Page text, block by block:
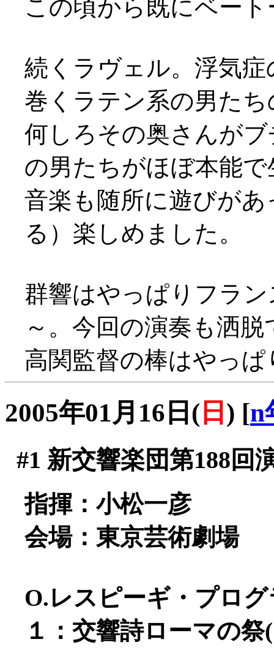
この頃から既にベー
続くラヴェル。浮気
巻くラテン系の男た
何しろその奥さんが
の男たちがほぼ本能
音楽も随所に遊びが
る）楽しめました。
群響はやっぱりフラ
～。今回の演奏も洒
高関監督の棒はやっぱ
2005年01月16日( 日 ) [n
#1 新交響楽団第188回
指揮：小松一彦
会場：東京芸術劇場
O.レスピーギ・プロ
１：交響詩ローマの祭